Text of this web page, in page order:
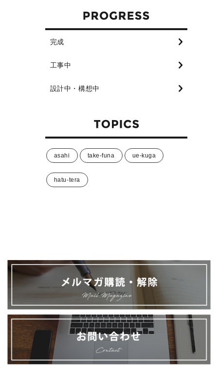
完成
工事中
設計中・構想中
asahi take-funa ue-kuga
hatu-tera